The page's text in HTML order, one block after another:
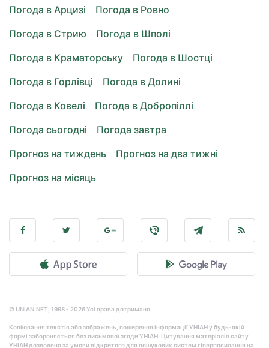
Погода в Арцизі
Погода в Ровно
Погода в Стрию
Погода в Шполі
Погода в Краматорську
Погода в Шостці
Погода в Горлівці
Погода в Долині
Погода в Ковелі
Погода в Добропіллі
Погода сьогодні
Погода завтра
Прогноз на тиждень
Прогноз на два тижні
Прогноз на місяць
© UNIAN.NET, 1998 - 2026 Усі права дотримано.
Копіювання текстів або зображень, поширення інформації УНІАН у будь-якій
формі забороняється без письмової згоди УНІАН. Цитування матеріалів сайту
УНІАН дозволено за умови відкритого для пошукових систем гіперпосилання на